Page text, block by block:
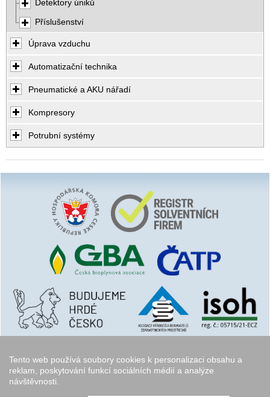
Tento web používá soubory cookies k personalizaci obsahu a
reklam, poskytování funkcí sociálních médií a analýze
návštěvnosti.
Detektory úniků
Příslušenství
Úprava vzduchu
Automatizační technika
Pneumatické a AKU nářadí
Kompresory
Potrubní systémy